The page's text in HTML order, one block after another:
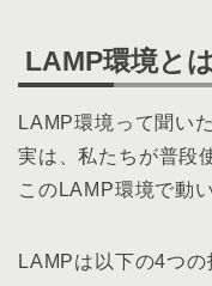
LAMP環境とは
LAMP環境って聞い
実は、私たちが普段
このLAMP環境で動
LAMPは以下の4つ